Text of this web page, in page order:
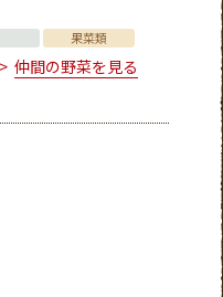
果菜類
仲間の野菜を見る